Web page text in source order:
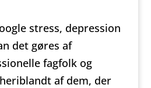
stress, depression
det gøres af
fagfolk og
af dem, der